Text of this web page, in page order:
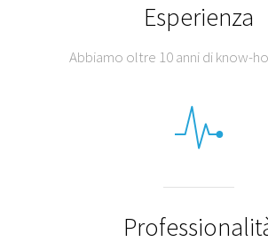
Esperienza
Abbiamo oltre 10 anni di know-